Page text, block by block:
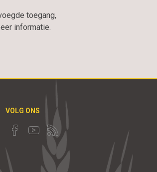
toegang,
informatie.
VOLG ONS